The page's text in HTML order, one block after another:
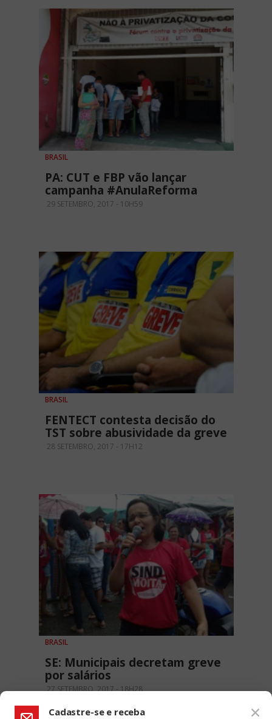
BRASIL
PA: CUT e FBP vão lançar
campanha #AnulaReforma
29 SETEMBRO, 2017 - 10H59
BRASIL
FENTECT contesta decisão do
TST sobre abusividade da greve
28 SETEMBRO, 2017 - 17H12
BRASIL
SE: Municipais decretam greve
por salários
27 SETEMBRO, 2017 - 18H28
Cadastre-se e receba